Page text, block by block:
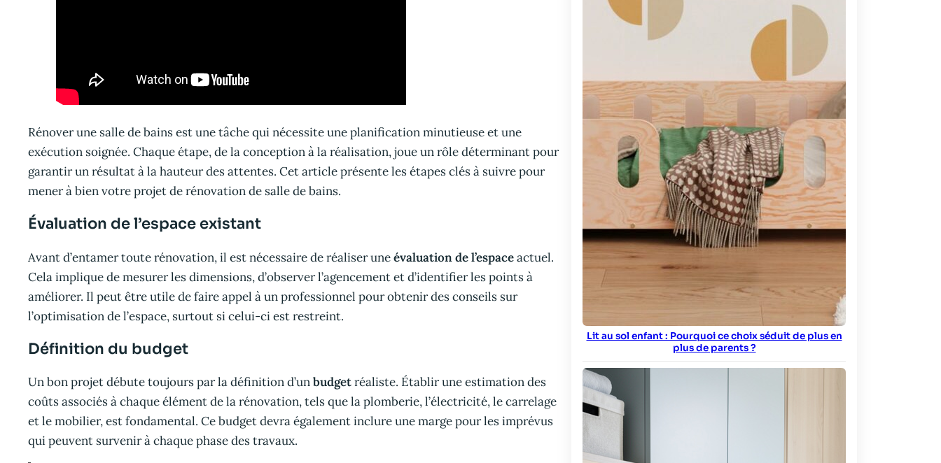
Rénover une salle de bains est une tâche qui nécessite une planification minutieuse et une
exécution soignée. Chaque étape, de la conception à la réalisation, joue un rôle déterminant pour
garantir un résultat à la hauteur des attentes. Cet article présente les étapes clés à suivre pour
mener à bien votre projet de rénovation de salle de bains.
Évaluation de l’espace existant
Avant d’entamer toute rénovation, il est nécessaire de réaliser uneévaluation de l’espaceactuel.
Cela implique de mesurer les dimensions, d’observer l’agencement et d’identifier les points à
améliorer. Il peut être utile de faire appel à un professionnel pour obtenir des conseils sur
l’optimisation de l’espace, surtout si celui-ci est restreint.
Définition du budget
Un bon projet débute toujours par la définition d’unbudgetréaliste. Établir une estimation des
coûts associés à chaque élément de la rénovation, tels que la plomberie, l’électricité, le carrelage
et le mobilier, est fondamental. Ce budget devra également inclure une marge pour les imprévus
qui peuvent survenir à chaque phase des travaux.
Lit au sol enfant : Pourquoi ce choix séduit de plus en
plus de parents ?